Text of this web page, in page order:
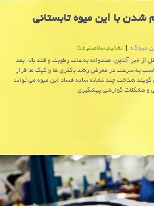
با این میوه تابستانی
دیدگاه | تغذیه,سلامت,غذا
از خبر آنلاین، هندوانه به علت رطوبت و قند بالا، بعد
به سرعت در معرض رشد باکتری ها و کپک ها قرار
شناخت چند نشانه ساده فساد این میوه می تواند
و مشکلات گوارشی پیشگیری